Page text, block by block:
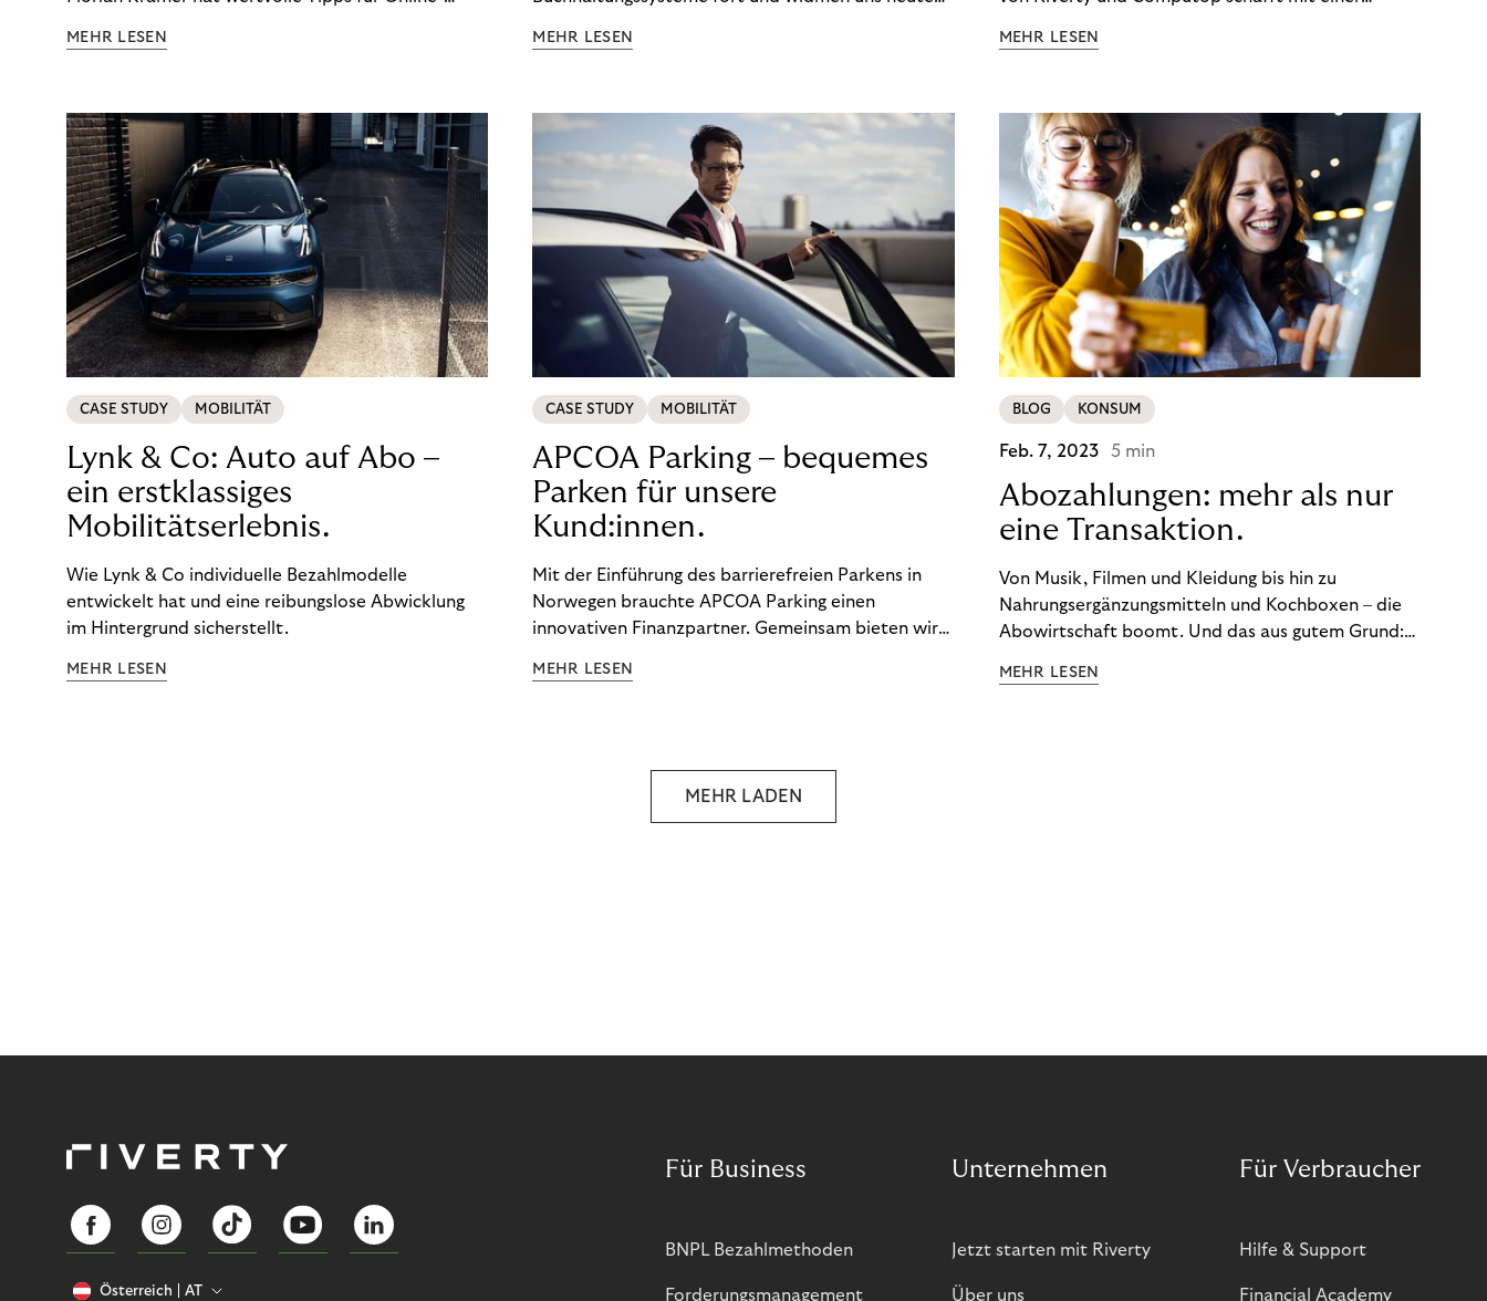
möchten.
MEHR LESEN
im D2C-Bereich.
MEHR LESEN
Zahlungsabwicklung echte Mehrwerte für Händler.
MEHR LESEN
CASE STUDY MOBILITÄT
Lynk & Co: Auto auf Abo –
ein erstklassiges
Mobilitätserlebnis.
Wie Lynk & Co individuelle Bezahlmodelle
entwickelt hat und eine reibungslose Abwicklung
im Hintergrund sicherstellt.
MEHR LESEN
CASE STUDY MOBILITÄT
APCOA Parking – bequemes
Parken für unsere
Kund:innen.
Mit der Einführung des barrierefreien Parkens in
Norwegen brauchte APCOA Parking einen
innovativen Finanzpartner. Gemeinsam bieten wir
Erlebnis.
MEHR LESEN
BLOG KONSUM
Feb. 7, 2023 5 min
Abozahlungen: mehr als nur
eine Transaktion.
Von Musik, Filmen und Kleidung bis hin zu
Nahrungsergänzungsmitteln und Kochboxen – die
Abowirtschaft boomt. Und das aus gutem Grund:
wünschen. Sie ermöglichen es uns, Produkte und
MEHR LESEN
MEHR LADEN
Österreich AT
Für Business
BNPL Bezahlmethoden
Forderungsmanagement
Unternehmen
Jetzt starten mit Riverty
Über uns
Für Verbraucher
Hilfe & Support
Financial Academy